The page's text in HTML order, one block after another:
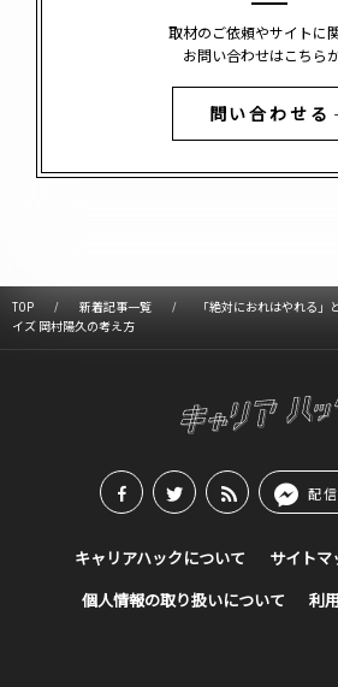
取材のご依頼やサイトに
お問い合わせはこちら
問い合わせる
TOP 新着記事一覧
「絶対におれはやれる」
イズ 岡村陽久の考え方
配
キャリアハックについて サイトマ
個人情報の取り扱いについて 利